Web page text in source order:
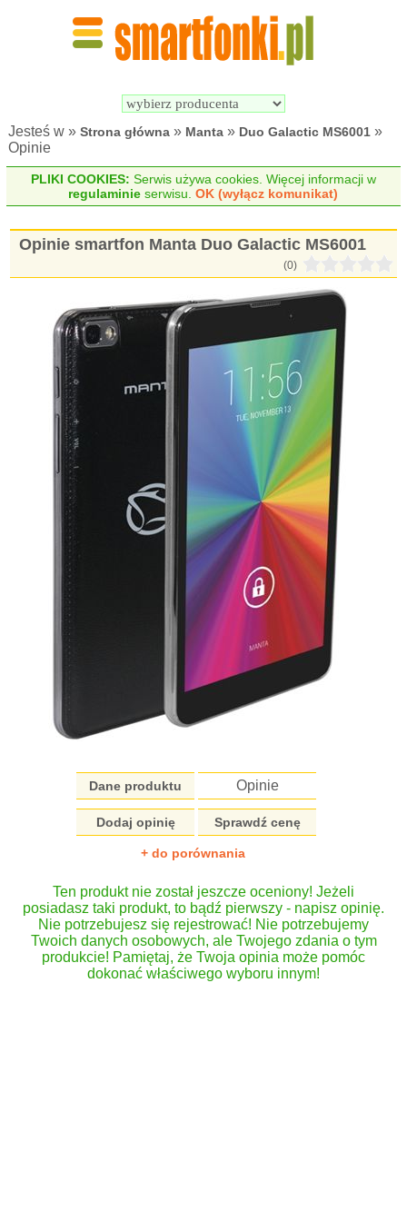
Jesteś w »Strona główna » Manta » Duo Galactic MS6001 »
Opinie
PLIKI COOKIES: Serwis używa cookies. Więcej informacji w
regulaminie serwisu.OK (wyłącz komunikat)
Opinie smartfon Manta Duo Galactic MS6001
(0)
Dane produktu Opinie
Dodaj opinię Sprawdź cenę
+ do porównania
Ten produkt nie został jeszcze oceniony! Jeżeli
posiadasz taki produkt, to bądź pierwszy - napisz opinię.
Nie potrzebujesz się rejestrować! Nie potrzebujemy
Twoich danych osobowych, ale Twojego zdania o tym
produkcie! Pamiętaj, że Twoja opinia może pomóc
dokonać właściwego wyboru innym!